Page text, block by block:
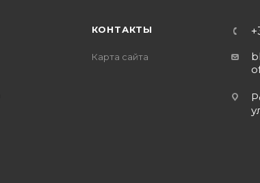
КОНТАКТЫ
Карта сайта